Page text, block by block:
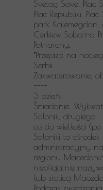
Svetog Save, Plac
Plac Republiki,
park Kalemegdan,
Cerkiew Soborna
Patriarchy.
*Przejazd na
Serbii.
Zakwaterowanie,
----
3 dzień:
Śniadanie.
Salonik, drugiego
co do wielkości
Saloniki to ośrodek
administracyjny
regionu
nieoficjalnie
lub stolicą
Podczas